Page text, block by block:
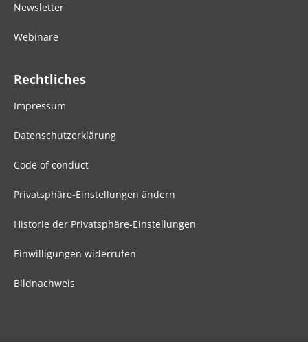
Newsletter
Webinare
Rechtliches
Impressum
Datenschutzerklärung
Code of conduct
Privatsphäre-Einstellungen ändern
Historie der Privatsphäre-Einstellungen
Einwilligungen widerrufen
Bildnachweis